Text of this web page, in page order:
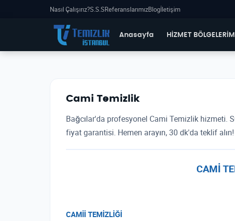
Nasıl Çalışırız?S.S.SReferanslarımızBlogİletişim
Anasayfa HİZMET
Cami Temizlik
Bağcılar'da profesyonel Cami Temizlik hizmeti.
fiyat garantisi. Hemen arayın, 30 dk'da teklif alın!
CAMİ
CAMİİ TEMİZLİĞİ